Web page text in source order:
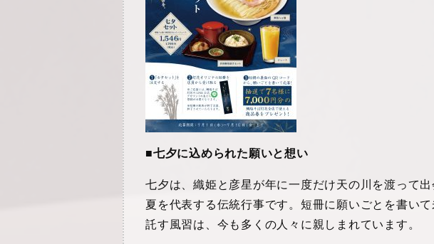
■七夕に込められた願いと想い
七夕は、織姫と彦星が年に一度だけ天の川を渡って
夏を代表する伝統行事です。短冊に願いごとを書い
託す風習は、今も多くの人々に親しまれています。